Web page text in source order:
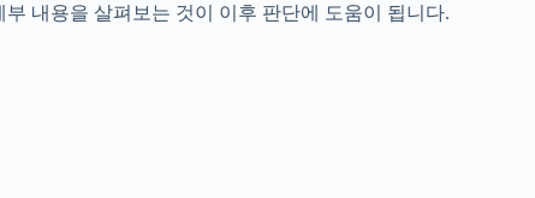
내용을 살펴보는 것이 이후 판단에 도움이 됩니다.